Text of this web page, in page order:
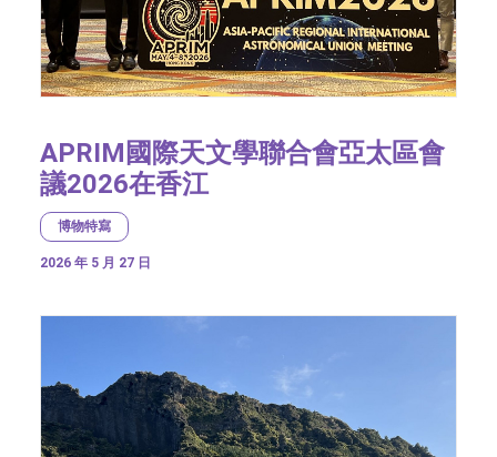
APRIM國際天文學聯合會亞太區會
議2026在香江
博物特寫
2026 年 5 月 27 日